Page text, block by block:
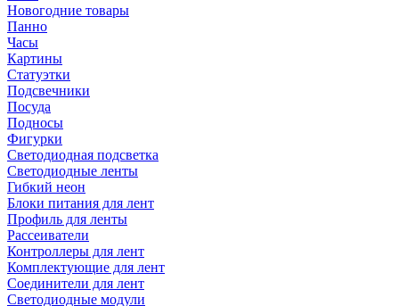
Новогодние товары
Панно
Часы
Картины
Статуэтки
Подсвечники
Посуда
Подносы
Фигурки
Светодиодная подсветка
Светодиодные ленты
Гибкий неон
Блоки питания для лент
Профиль для ленты
Рассеиватели
Контроллеры для лент
Комплектующие для лент
Соединители для лент
Светодиодные модули